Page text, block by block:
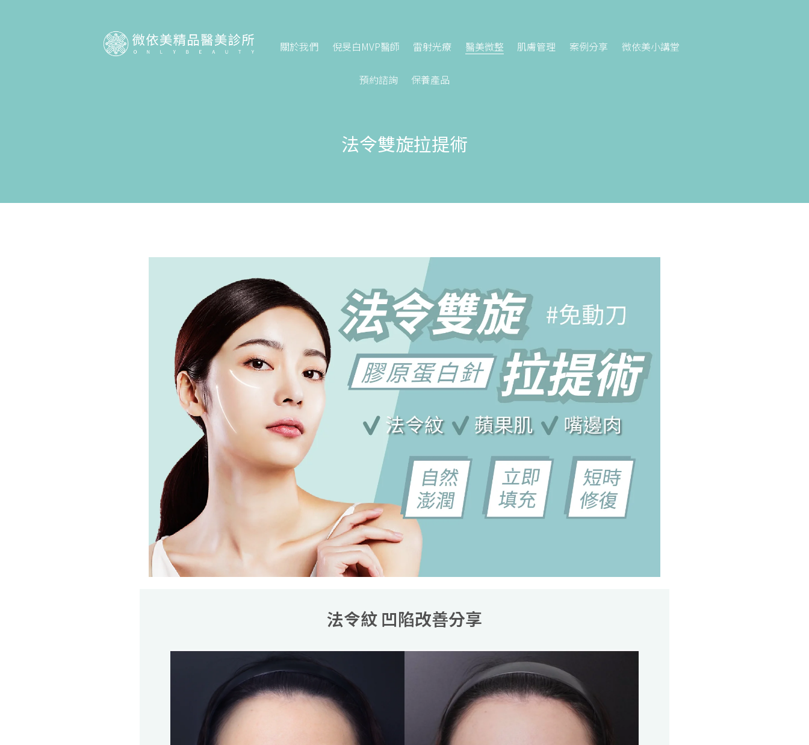
關於我們 倪旻白MVP醫師 雷射光療 醫美微整 肌膚管理 案例分享 微依美小講堂
預約諮詢 保養產品
法令雙旋拉提術
法令紋 凹陷改善分享